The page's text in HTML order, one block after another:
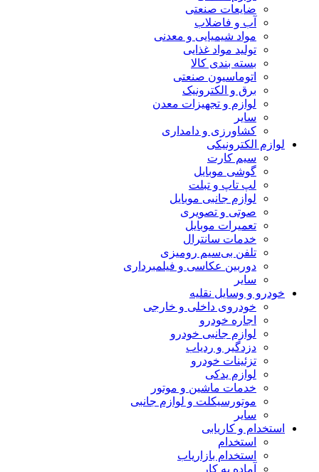
ضایعات صنعتی
آب و فاضلاب
مواد شیمیایی و معدنی
تولید مواد غذایی
بسته بندی کالا
اتوماسیون صنعتی
برق و الکترونیک
لوازم و تجهیزات معدن
سایر
کشاورزی و دامداری
لوازم الکترونیکی
سیم کارت
گوشی موبایل
لپ تاپ و تبلت
لوازم جانبی موبایل
صوتی و تصویری
تعمیرات موبایل
خدمات سانترال
تلفن بی‌سیم رومیزی
دوربین عکاسی و فیلمبرداری
سایر
خودرو و وسایل نقلیه
خودروی داخلی و خارجی
اجاره خودرو
لوازم جانبی خودرو
دزدگیر و ردیاب
تزئینات خودرو
لوازم یدکی
خدمات ماشین و موتور
موتورسیکلت و لوازم جانبی
سایر
استخدام و کاریابی
استخدام
استخدام بازاریاب
آماده به کار